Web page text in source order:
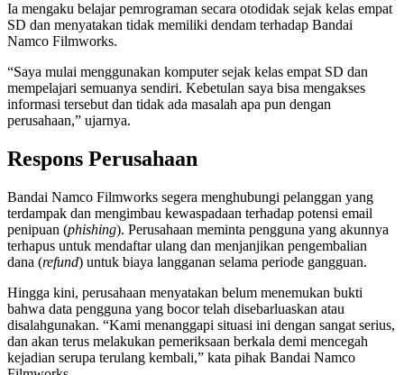
Ia mengaku belajar pemrograman secara otodidak sejak kelas empat
SD dan menyatakan tidak memiliki dendam terhadap Bandai
Namco Filmworks.
“Saya mulai menggunakan komputer sejak kelas empat SD dan
mempelajari semuanya sendiri. Kebetulan saya bisa mengakses
informasi tersebut dan tidak ada masalah apa pun dengan
perusahaan,” ujarnya.
Respons Perusahaan
Bandai Namco Filmworks segera menghubungi pelanggan yang
terdampak dan mengimbau kewaspadaan terhadap potensi email
penipuan (phishing). Perusahaan meminta pengguna yang akunnya
terhapus untuk mendaftar ulang dan menjanjikan pengembalian
dana (refund) untuk biaya langganan selama periode gangguan.
Hingga kini, perusahaan menyatakan belum menemukan bukti
bahwa data pengguna yang bocor telah disebarluaskan atau
disalahgunakan. “Kami menanggapi situasi ini dengan sangat serius,
dan akan terus melakukan pemeriksaan berkala demi mencegah
kejadian serupa terulang kembali,” kata pihak Bandai Namco